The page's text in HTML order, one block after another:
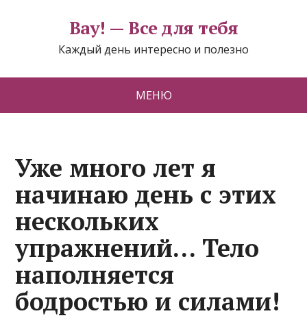
Вау! — Все для тебя
Каждый день интересно и полезно
МЕНЮ
Уже много лет я
начинаю день с этих
нескольких
упражнений… Тело
наполняется
бодростью и силами!